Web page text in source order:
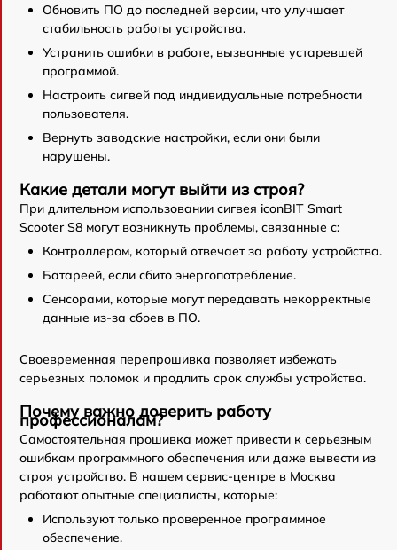
Обновить ПО до последней версии, что улучшает
стабильность работы устройства.
Устранить ошибки в работе, вызванные устаревшей
программой.
Настроить сигвей под индивидуальные потребности
пользователя.
Вернуть заводские настройки, если они были
нарушены.
Какие детали могут выйти из строя?
При длительном использовании сигвея iconBIT Smart
Scooter S8 могут возникнуть проблемы, связанные с:
Контроллером, который отвечает за работу устройства.
Батареей, если сбито энергопотребление.
Сенсорами, которые могут передавать некорректные
данные из-за сбоев в ПО.
Своевременная перепрошивка позволяет избежать
серьезных поломок и продлить срок службы устройства.
Почему важно доверить работу
профессионалам?
Самостоятельная прошивка может привести к серьезным
ошибкам программного обеспечения или даже вывести из
строя устройство. В нашем сервис-центре в Москва
работают опытные специалисты, которые:
Используют только проверенное программное
обеспечение.